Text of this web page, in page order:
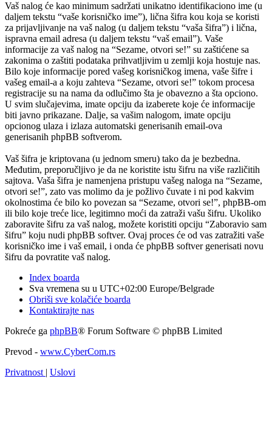
Vaš nalog će kao minimum sadržati unikatno identifikaciono ime (u
daljem tekstu “vaše korisničko ime”), lična šifra kou koja se koristi
za prijavljivanje na vaš nalog (u daljem tekstu “vaša šifra”) i lična,
ispravna email adresa (u daljem tekstu “vaš email”). Vaše
informacije za vaš nalog na “Sezame, otvori se!” su zaštićene sa
zakonima o zaštiti podataka prihvatljivim u zemlji koja hostuje nas.
Bilo koje informacije pored vašeg korisničkog imena, vaše šifre i
vašeg email-a a koju zahteva “Sezame, otvori se!” tokom procesa
registracije su na nama da odlučimo šta je obavezno a šta opciono.
U svim slučajevima, imate opciju da izaberete koje će informacije
biti javno prikazane. Dalje, sa vašim nalogom, imate opciju
opcionog ulaza i izlaza automatski generisanih email-ova
generisanih phpBB softverom.
Vaš šifra je kriptovana (u jednom smeru) tako da je bezbedna.
Međutim, preporučljivo je da ne koristite istu šifru na više različitih
sajtova. Vaša šifra je namenjena pristupu vašeg naloga na “Sezame,
otvori se!”, zato vas molimo da je požlivo čuvate i ni pod kakvim
okolnostima će bilo ko povezan sa “Sezame, otvori se!”, phpBB-om
ili bilo koje treće lice, legitimno moći da zatraži vašu šifru. Ukoliko
zaboravite šifru za vaš nalog, možete koristiti opciju “Zaboravio sam
šifru” koju nudi phpBB softver. Ovaj proces će od vas zatražiti vaše
korisničko ime i vaš email, i onda će phpBB softver generisati novu
šifru da povratite vaš nalog.
Index boarda
Sva vremena su u UTC+02:00 Europe/Belgrade
Obriši sve kolačiće boarda
Kontaktirajte nas
Pokreće ga phpBB® Forum Software © phpBB Limited
Prevod - www.CyberCom.rs
Privatnost | Uslovi